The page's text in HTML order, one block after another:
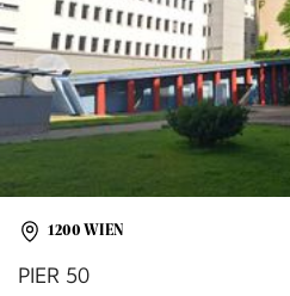
1200 WIEN
PIER 50